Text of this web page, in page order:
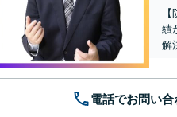
績
解
電話でお問い合